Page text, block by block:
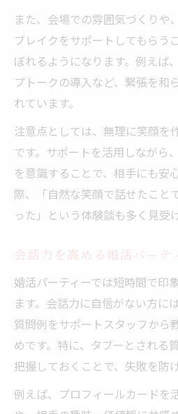
また、会場での雰囲気づくりや
ブレイクをサポートしてもらう
ぼれるようになります。例えば
プトークの導入など、緊張を和
れています。
注意点としては、無理に笑顔を
です。サポートを活用しながら
を意識することで、相手にも安
際、「自然な笑顔で話せたこと
った」という体験談も多く見受
会話力を高める婚活パーテ
婚活パーティーでは短時間で印
ます。会話力に自信がない方に
質問例をサポートスタッフから
めです。特に、タブーとされる
把握しておくことで、失敗を防げ
例えば、プロフィールカードを